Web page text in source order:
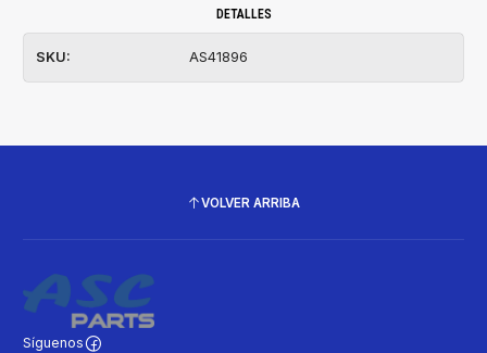
DETALLES
SKU: AS41896
VOLVER ARRIBA
Síguenos